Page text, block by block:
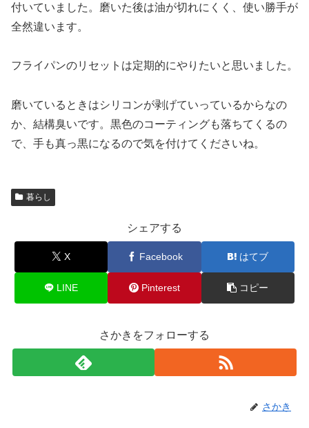
付いていました。磨いた後は油が切れにくく、使い勝手が
全然違います。
フライパンのリセットは定期的にやりたいと思いました。
磨いているときはシリコンが剥げていっているからなの
か、結構臭いです。黒色のコーティングも落ちてくるの
で、手も真っ黒になるので気を付けてくださいね。
暮らし
シェアする
X Facebook はてブ
LINE Pinterest コピー
さかきをフォローする
さかき